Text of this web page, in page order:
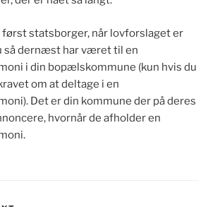
først statsborger, når lovforslaget er
så dernæst har været til en
i din bopælskommune (kun hvis du
om at deltage i en
Det er din kommune der på deres
hvornår de afholder en